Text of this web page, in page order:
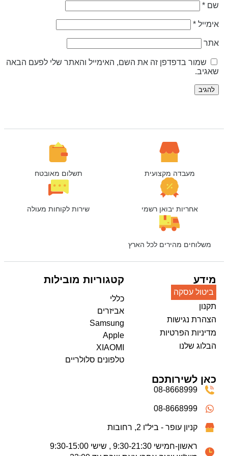
*
*
שמור בדפדפן זה את השם, האימייל והאתר שלי לפעם הבאה
מעבדה מקצועית תשלום מאובטח
אחריות יבואן רשמי שירות לקוחות מעולה
משלוחים מהירים לכל הארץ
מידע
ביטול עסקה
תקנון
הצהרת נגישות
מדיניות הפרטיות
הבלוג שלנו
קטגוריות מובילות
כללי
אביזרים
Samsung
Apple
XIAOMI
טלפונים סלולריים
כאן לשירותכם
08-8668999
08-8668999
קניון עופר - ביל“ו 2, רחובות
ראשון-חמישי 9:30-21:30 , שישי 9:30-15:00